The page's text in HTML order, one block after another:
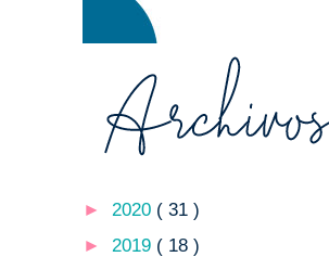
► 2020 ( 31 )
► 2019 ( 18 )